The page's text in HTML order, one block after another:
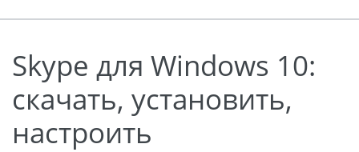
Skype для Windows 10:
скачать, установить,
настроить